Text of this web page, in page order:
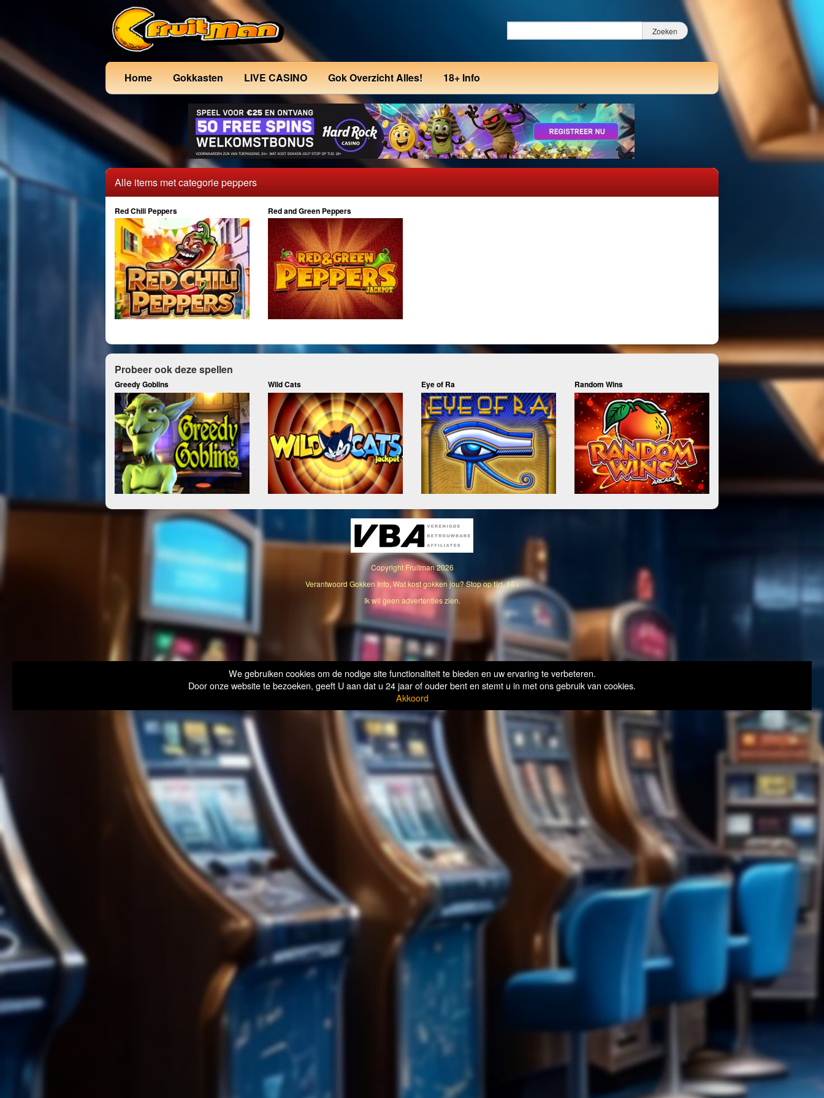
We gebruiken cookies om de nodige site functionaliteit te bieden en uw ervaring te verbeteren.
Door onze website te bezoeken, geeft U aan dat u 24 jaar of ouder bent en stemt u in met ons gebruik van cookies.
Akkoord
Home Gokkasten LIVE CASINO Gok Overzicht Alles! 18+ Info
Alle items met categorie peppers
Red Chili Peppers Red and Green Peppers
Probeer ook deze spellen
Greedy Goblins Wild Cats Eye of Ra Random Wins
Copyright Fruitman2026
Verantwoord Gokken Info, Wat kost gokken jou? Stop op tijd, 18+
Ik wil geen advertenties zien.